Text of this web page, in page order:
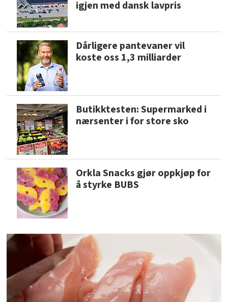
igjen med dansk lavpris
Dårligere pantevaner vil
koste oss 1,3 milliarder
Butikktesten: Supermarked i
nærsenter i for store sko
Orkla Snacks gjør oppkjøp for
å styrke BUBS